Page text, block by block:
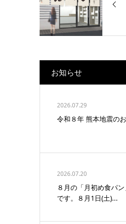
お知らせ
2026.07.29
令和８年 熊本地震の
2026.07.20
８月の「月初め食パ
です。８月1日(土)...